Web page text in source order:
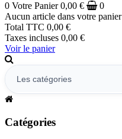
0 Votre Panier 0,00 €
0
Aucun article dans votre panier
Total TTC 0,00 €
Taxes incluses 0,00 €
Voir le panier
Catégories